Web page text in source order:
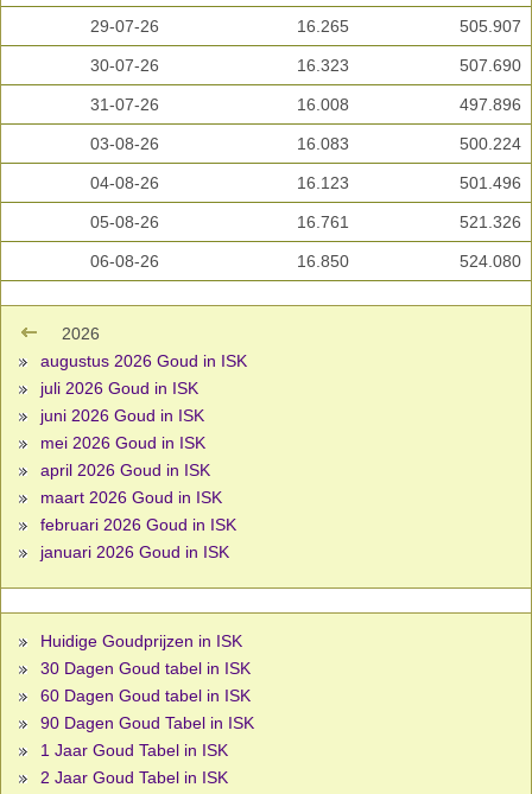
29-07-26 16.265 505.907
30-07-26 16.323 507.690
31-07-26 16.008 497.896
03-08-26 16.083 500.224
04-08-26 16.123 501.496
05-08-26 16.761 521.326
06-08-26 16.850 524.080
2026
augustus 2026 Goud in ISK
juli 2026 Goud in ISK
juni 2026 Goud in ISK
mei 2026 Goud in ISK
april 2026 Goud in ISK
maart 2026 Goud in ISK
februari 2026 Goud in ISK
januari 2026 Goud in ISK
Huidige Goudprijzen in ISK
30 Dagen Goud tabel in ISK
60 Dagen Goud tabel in ISK
90 Dagen Goud Tabel in ISK
1 Jaar Goud Tabel in ISK
2 Jaar Goud Tabel in ISK